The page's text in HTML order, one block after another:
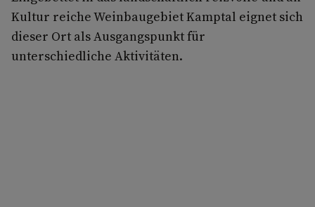
Kultur reiche Weinbaugebiet Kamptal eignet sich
dieser Ort als Ausgangspunkt für
unterschiedliche Aktivitäten.